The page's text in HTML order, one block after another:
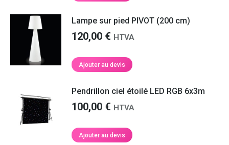
Lampe sur pied PIVOT (200 cm)
120,00 € HTVA
Ajouter au devis
Pendrillon ciel étoilé LED RGB 6x3m
100,00 € HTVA
Ajouter au devis